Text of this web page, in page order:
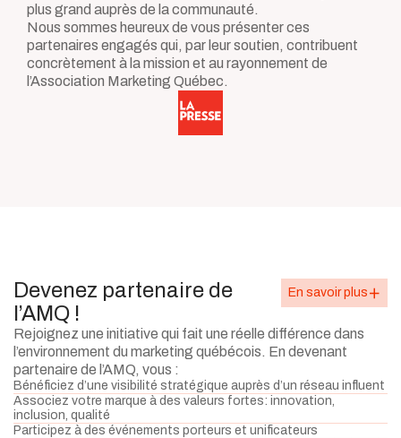
plus grand auprès de la communauté.
Nous sommes heureux de vous présenter ces
partenaires engagés qui, par leur soutien, contribuent
concrètement à la mission et au rayonnement de
l’Association Marketing Québec.
Devenez partenaire de
l’AMQ !
En savoir plus
Rejoignez une initiative qui fait une réelle différence dans
l’environnement du marketing québécois. En devenant
partenaire de l’AMQ, vous :
Bénéficiez d’une visibilité stratégique auprès d’un réseau influent
Associez votre marque à des valeurs fortes: innovation,
inclusion, qualité
Participez à des événements porteurs et unificateurs